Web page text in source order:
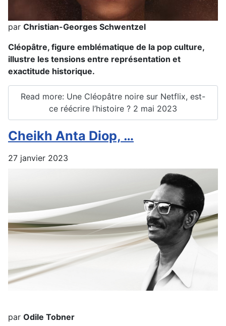
par Christian-Georges Schwentzel
Cléopâtre, figure emblématique de la pop culture,
illustre les tensions entre représentation et
exactitude historique.
Read more: Une Cléopâtre noire sur Netflix, est-
ce réécrire l’histoire ? 2 mai 2023
Cheikh Anta Diop, …
27 janvier 2023
par Odile Tobner